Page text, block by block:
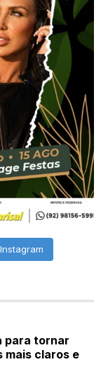
para tornar
mais claros e